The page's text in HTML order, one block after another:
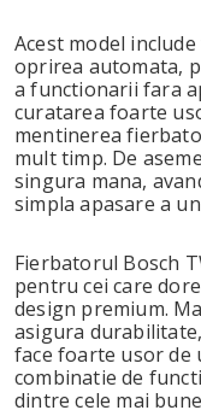
Acest model
oprirea automata,
a functionarii fara
curatarea foarte
mentinerea
mult timp. De
singura mana,
simpla apasare a
Fierbatorul Bosch
pentru cei care
design premium.
asigura
face foarte usor de
combinatie de
dintre cele mai